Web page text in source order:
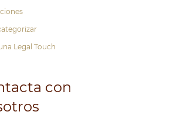
Legal Touch
con